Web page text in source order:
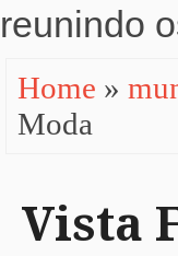
reunindo
Home »
Moda
Vista